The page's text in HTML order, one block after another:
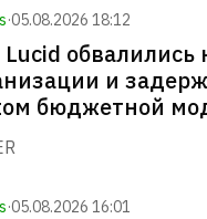
·05.08.2026 18:12
обвалились
и
бюджетной
·05.08.2026 16:01